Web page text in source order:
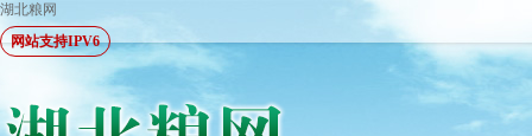
湖北粮网
网站支持IPV6